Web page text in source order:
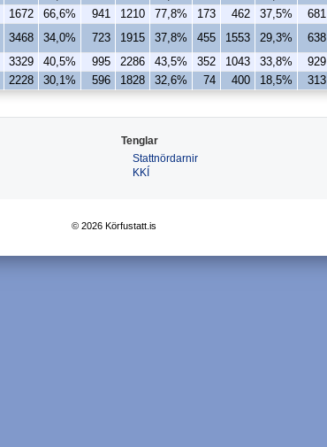
1672 66,6% 941 1210 77,8% 173 462 37,5% 681
3468 34,0% 723 1915 37,8% 455 1553 29,3% 638
3329 40,5% 995 2286 43,5% 352 1043 33,8% 929
2228 30,1% 596 1828 32,6% 74 400 18,5% 313
Tenglar
Stattnördarnir
KKÍ
© 2026 Körfustatt.is